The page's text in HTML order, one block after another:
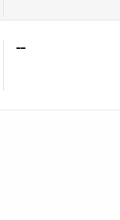
--